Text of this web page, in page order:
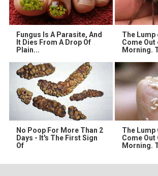
Fungus Is A Parasite, And
It Dies From A Drop Of
Plain...
The Lump
Come Out
Morning.
No Poop For More Than 2
Days - It's The First Sign
Of
The Lump
Come Out
Morning.